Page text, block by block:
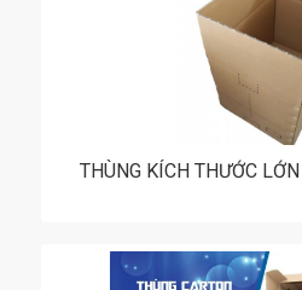
THÙNG KÍCH THƯỚC